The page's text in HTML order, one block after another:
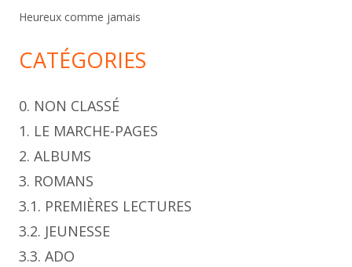
Heureux comme jamais
CATÉGORIES
0. NON CLASSÉ
1. LE MARCHE-PAGES
2. ALBUMS
3. ROMANS
3.1. PREMIÈRES LECTURES
3.2. JEUNESSE
3.3. ADO